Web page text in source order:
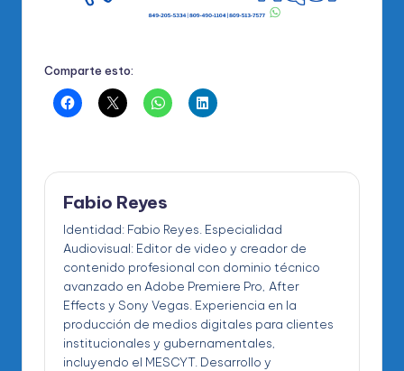
Comparte esto:
Fabio Reyes
Identidad: Fabio Reyes. Especialidad
Audiovisual: Editor de video y creador de
contenido profesional con dominio técnico
avanzado en Adobe Premiere Pro, After
Effects y Sony Vegas. Experiencia en la
producción de medios digitales para clientes
institucionales y gubernamentales,
incluyendo el MESCYT. Desarrollo y